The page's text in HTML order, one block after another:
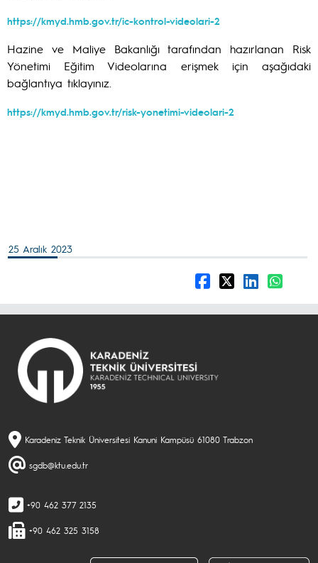
https://kmyd.hmb.gov.tr/ic-kontrol-videolari-2
Hazine ve Maliye Bakanlığı tarafından hazırlanan Risk
Yönetimi Eğitim Videolarına erişmek için aşağıdaki
bağlantıya tıklayınız.
https://kmyd.hmb.gov.tr/risk-yonetimi-videolari-2
25 Aralık 2023
Karadeniz Teknik Üniversitesi Kanuni Kampüsü 61080 Trabzon
sgdb@ktu.edu.tr
+90 462 377 2135
+90 462 325 3158